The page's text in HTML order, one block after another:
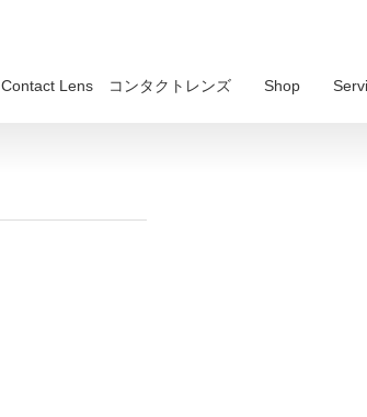
Contact Lens コンタクトレンズ Shop